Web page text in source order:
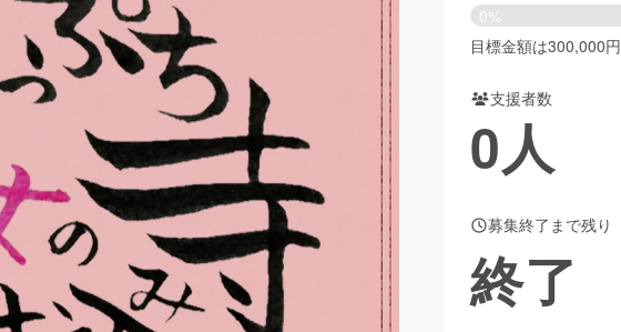
書籍・雑誌出版 アニメ・漫画
ビューティー・ヘルスケア
CAMPFIRE for Social GoodCAMPFIRE Creation
CAMPFIREふるさと納税
コミュニティ
0%
目標金額は300,000円
支援者数
0人
募集終了まで残り
終了